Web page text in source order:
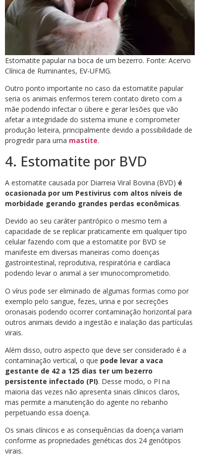
Estomatite papular na boca de um bezerro. Fonte: Acervo
Clínica de Ruminantes, EV-UFMG.
Outro ponto importante no caso da estomatite papular
seria os animais enfermos terem contato direto com a
mãe podendo infectar o úbere e gerar lesões que vão
afetar a integridade do sistema imune e comprometer
produção leiteira, principalmente devido a possibilidade de
progredir para uma mastite.
4. Estomatite por BVD
A estomatite causada por Diarreia Viral Bovina (BVD) é
ocasionada por um Pestivirus com altos níveis de
morbidade gerando grandes perdas econômicas.
Devido ao seu caráter pantrópico o mesmo tem a
capacidade de se replicar praticamente em qualquer tipo
celular fazendo com que a estomatite por BVD se
manifeste em diversas maneiras como doenças
gastrointestinal, reprodutiva, respiratória e cardíaca
podendo levar o animal a ser imunocomprometido.
O vírus pode ser eliminado de algumas formas como por
exemplo pelo sangue, fezes, urina e por secreções
oronasais podendo ocorrer contaminação horizontal para
outros animais devido a ingestão e inalação das partículas
virais.
Além disso, outro aspecto que deve ser considerado é a
contaminação vertical, o que pode levar a vaca
gestante de 42 a 125 dias ter um bezerro
persistente infectado (PI). Desse modo, o PI na
maioria das vezes não apresenta sinais clínicos claros,
mas permite a manutenção do agente no rebanho
perpetuando essa doença.
Os sinais clínicos e as consequências da doença variam
conforme as propriedades genéticas dos 24 genótipos
virais.